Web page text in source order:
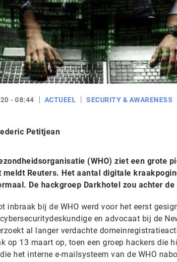
- 08:44 ACTUEEL SECURITY & AWARENESS
Petitjean
(WHO) ziet een grote
meldt Reuters. Het aantal digitale
De hackgroep Darkhotel zou achter
inbraak bij de WHO werd voor het eerst
en advocaat bij de
al langer verdachte
op 13 maart op, toen een groep hackers die
het interne e-mailsysteem van de WHO